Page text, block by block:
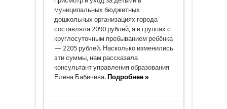
муниципальных бюджетных
дошкольных организациях города
составляла 2090 рублей, а в группах с
круглосуточным пребыванием ребёнка
— 2205 рублей. Насколько изменились
эти суммы, нам рассказала
консультант управления образования
Елена Бабичева. Подробнее »